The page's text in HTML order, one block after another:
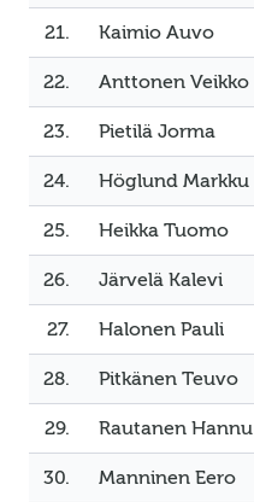
21. Kaimio Auvo
22. Anttonen Veikko
23. Pietilä Jorma
24. Höglund Markku
25. Heikka Tuomo
26. Järvelä Kalevi
27. Halonen Pauli
28. Pitkänen Teuvo
29. Rautanen Hannu
30. Manninen Eero